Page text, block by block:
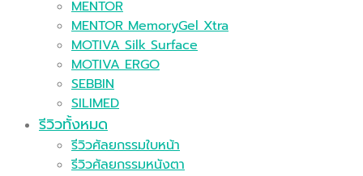
MENTOR
MENTOR MemoryGel Xtra
MOTIVA Silk Surface
MOTIVA ERGO
SEBBIN
SILIMED
รีวิวทั้งหมด
รีวิวศัลยกรรมใบหน้า
รีวิวศัลยกรรมหนังตา